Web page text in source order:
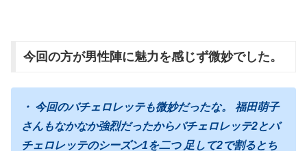
今回の方が男性陣に魅力を感じず微妙でした。
・ 今回のバチェロレッテも微妙だったな。 福田萌子
さんもなかなか強烈だったからバチェロレッテ2とバ
チェロレッテのシーズン1を二つ 足して2で割るとち